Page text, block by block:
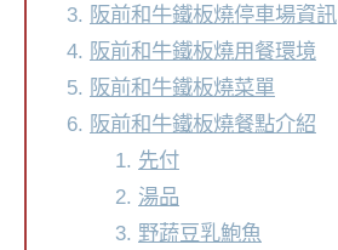
阪前和牛鐵板燒停車場資訊
阪前和牛鐵板燒用餐環境
阪前和牛鐵板燒菜單
阪前和牛鐵板燒餐點介紹
先付
湯品
野蔬豆乳鮑魚